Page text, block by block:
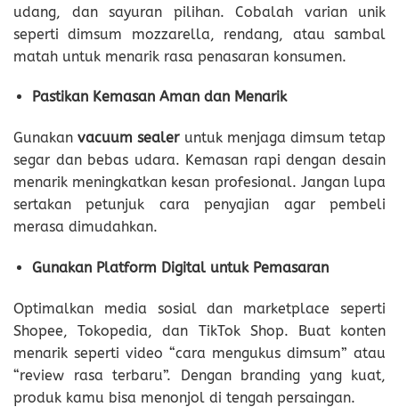
udang, dan sayuran pilihan. Cobalah varian unik
seperti dimsum mozzarella, rendang, atau sambal
matah untuk menarik rasa penasaran konsumen.
Pastikan Kemasan Aman dan Menarik
Gunakanvacuum sealeruntuk menjaga dimsum tetap
segar dan bebas udara. Kemasan rapi dengan desain
menarik meningkatkan kesan profesional. Jangan lupa
sertakan petunjuk cara penyajian agar pembeli
merasa dimudahkan.
Gunakan Platform Digital untuk Pemasaran
Optimalkan media sosial dan marketplace seperti
Shopee, Tokopedia, dan TikTok Shop. Buat konten
menarik seperti video “cara mengukus dimsum” atau
“review rasa terbaru”. Dengan branding yang kuat,
produk kamu bisa menonjol di tengah persaingan.